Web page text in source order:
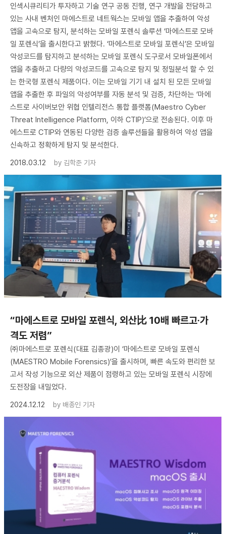
인섹시큐리티가 투자하고 기술 연구 공동 진행, 연구 개발을 전담하고
있는 사내 벤처인 마에스트로 네트웍스는 모바일 앱을 추출하여 악성
앱을 고속으로 탐지, 분석하는 모바일 포렌식 솔루션 ‘마에스트로 모바
일 포렌식’을 출시한다고 밝혔다. ‘마에스트로 모바일 포렌식’은 모바일
악성코드를 탐지하고 분석하는 모바일 포렌식 도구로서 모바일폰에서
앱을 추출하고 다량의 악성코드를 고속으로 탐지 및 정밀분석 할 수 있
는 한국형 포렌식 제품이다. 이는 모바일 기기 내 설치 된 모든 모바일
앱을 추출한 후 파일의 악성여부를 자동 분석 및 검증, 차단하는 ‘마에
스트로 사이버보안 위협 인텔리전스 통합 플랫폼(Maestro Cyber
Threat Intelligence Platform, 이하 CTIP)’으로 전송된다. 이후 마
에스트로 CTIP와 연동된 다양한 검증 솔루션들을 활용하여 악성 앱을
신속하고 정확하게 탐지 및 분석한다.
2018.03.12
by 김학준 기자
“마에스트로 모바일 포렌식, 외산比 10배 빠르고·가
격도 저렴”
㈜마에스트로 포렌식(대표 김종광)이 ‘마에스트로 모바일 포렌식
(MAESTRO Mobile Forensics)’을 출시하며, 빠른 속도와 편리한 보
고서 작성 기능으로 외산 제품이 점령하고 있는 모바일 포렌식 시장에
도전장을 내밀었다.
2024.12.12
by 배종인 기자